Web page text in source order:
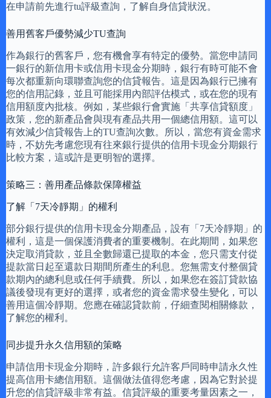
在申請前先進行tu評級查詢，了解自身信貸狀況。
善用舊客戶優勢減少TU查詢
作為銀行的舊客戶，您有機會享有特定的優勢。當您申請同
一銀行的新信用卡或信用卡現金分期時，銀行有時可能不會
每次都重新向環聯查詢您的信貸報告。這是因為銀行已擁有
您的信用記錄，並且可能採用內部評估模式，或在您的現有
信用額度內批核。例如，某些銀行會實施「共享信貸額度」
政策，您的新產品會與現有產品共用一個總信用額。這可以
有效減少信貸報告上的TU查詢次數。所以，當您有資金需求
時，不妨先考慮您現有往來銀行提供的信用卡現金分期銀行
比較方案，這或許是更明智的選擇。
策略三：善用產品條款保障權益
了解「7天冷靜期」的權利
部分銀行提供的信用卡現金分期產品，設有「7天冷靜期」的
權利，這是一個保護消費者的重要機制。在此期間，如果您
決定取消貸款，並且全數歸還已提取的本金，您只需支付從
提款當日起至還款日期間所產生的利息。您無需支付整個貸
款期內的總利息或任何手續費。所以，如果您在簽訂貸款協
議後發現有更好的選擇，或者您的資金需求發生變化，可以
善用這個冷靜期。您應在確認貸款前，仔細查閱相關條款，
了解您的權利。
同步提升永久信用額的策略
申請信用卡現金分期時，許多銀行允許客戶同時申請永久性
提高信用卡總信用額。這個做法值得您考慮，因為它對於提
升您的信貸評級非常有益。信貸評級的重要考量因素之一，